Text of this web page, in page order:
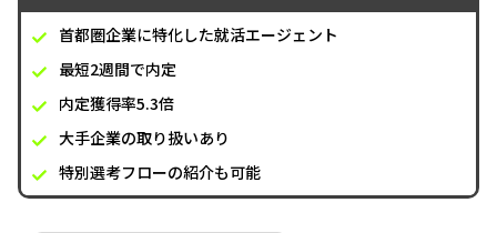
首都圏企業に特化した就活エージェント
最短2週間で内定
内定獲得率5.3倍
大手企業の取り扱いあり
特別選考フローの紹介も可能